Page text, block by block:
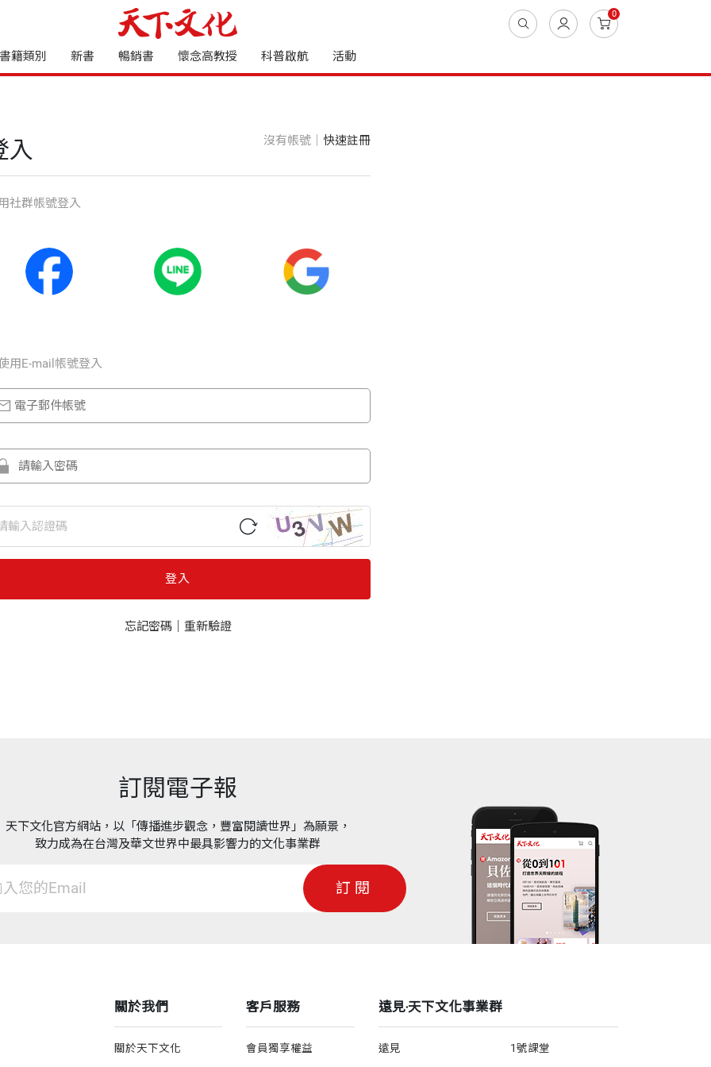
0
書籍類別 新書 暢銷書 懷念高教授 科普啟航 活動
入 沒有帳號｜ 快速註冊
社群帳號登入
⽤E-mail帳號登入
登入
忘記密碼｜ 重新驗證
訂閱電子報
天下文化官方網站，以「傳播進步觀念，豐富閱讀世界」為願景，
致力成為在台灣及華文世界中最具影響力的文化事業群
訂閱
關於我們
關於天下文化
客戶服務
會員獨享權益
遠見‧天下文化事業群
遠見
1號課堂